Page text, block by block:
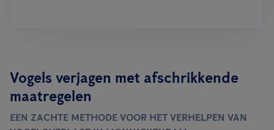
Vogels verjagen met afschrikkende
maatregelen
EEN ZACHTE METHODE VOOR HET VERHELPEN VAN